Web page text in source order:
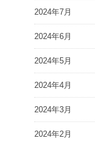
2024年7月
2024年6月
2024年5月
2024年4月
2024年3月
2024年2月